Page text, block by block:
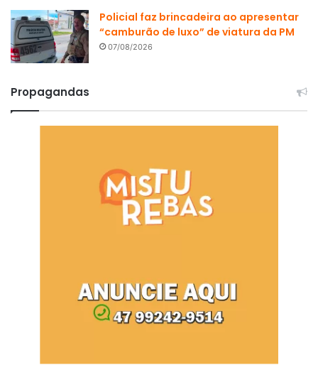
Policial faz brincadeira ao apresentar
“camburão de luxo” de viatura da PM
07/08/2026
Propagandas